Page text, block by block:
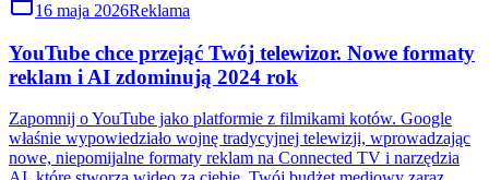
16 maja 2026Reklama
YouTube chce przejąć Twój telewizor. Nowe formaty
reklam i AI zdominują 2024 rok
Zapomnij o YouTube jako platformie z filmikami kotów. Google
właśnie wypowiedziało wojnę tradycyjnej telewizji, wprowadzając
nowe, niepomijalne formaty reklam na Connected TV i narzędzia